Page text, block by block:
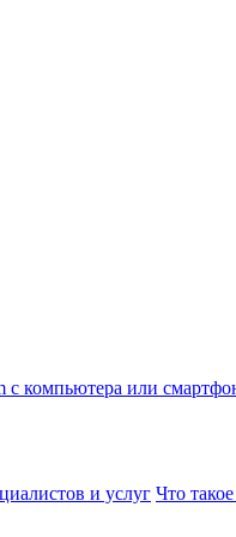
с компьютера или
и услуг Что